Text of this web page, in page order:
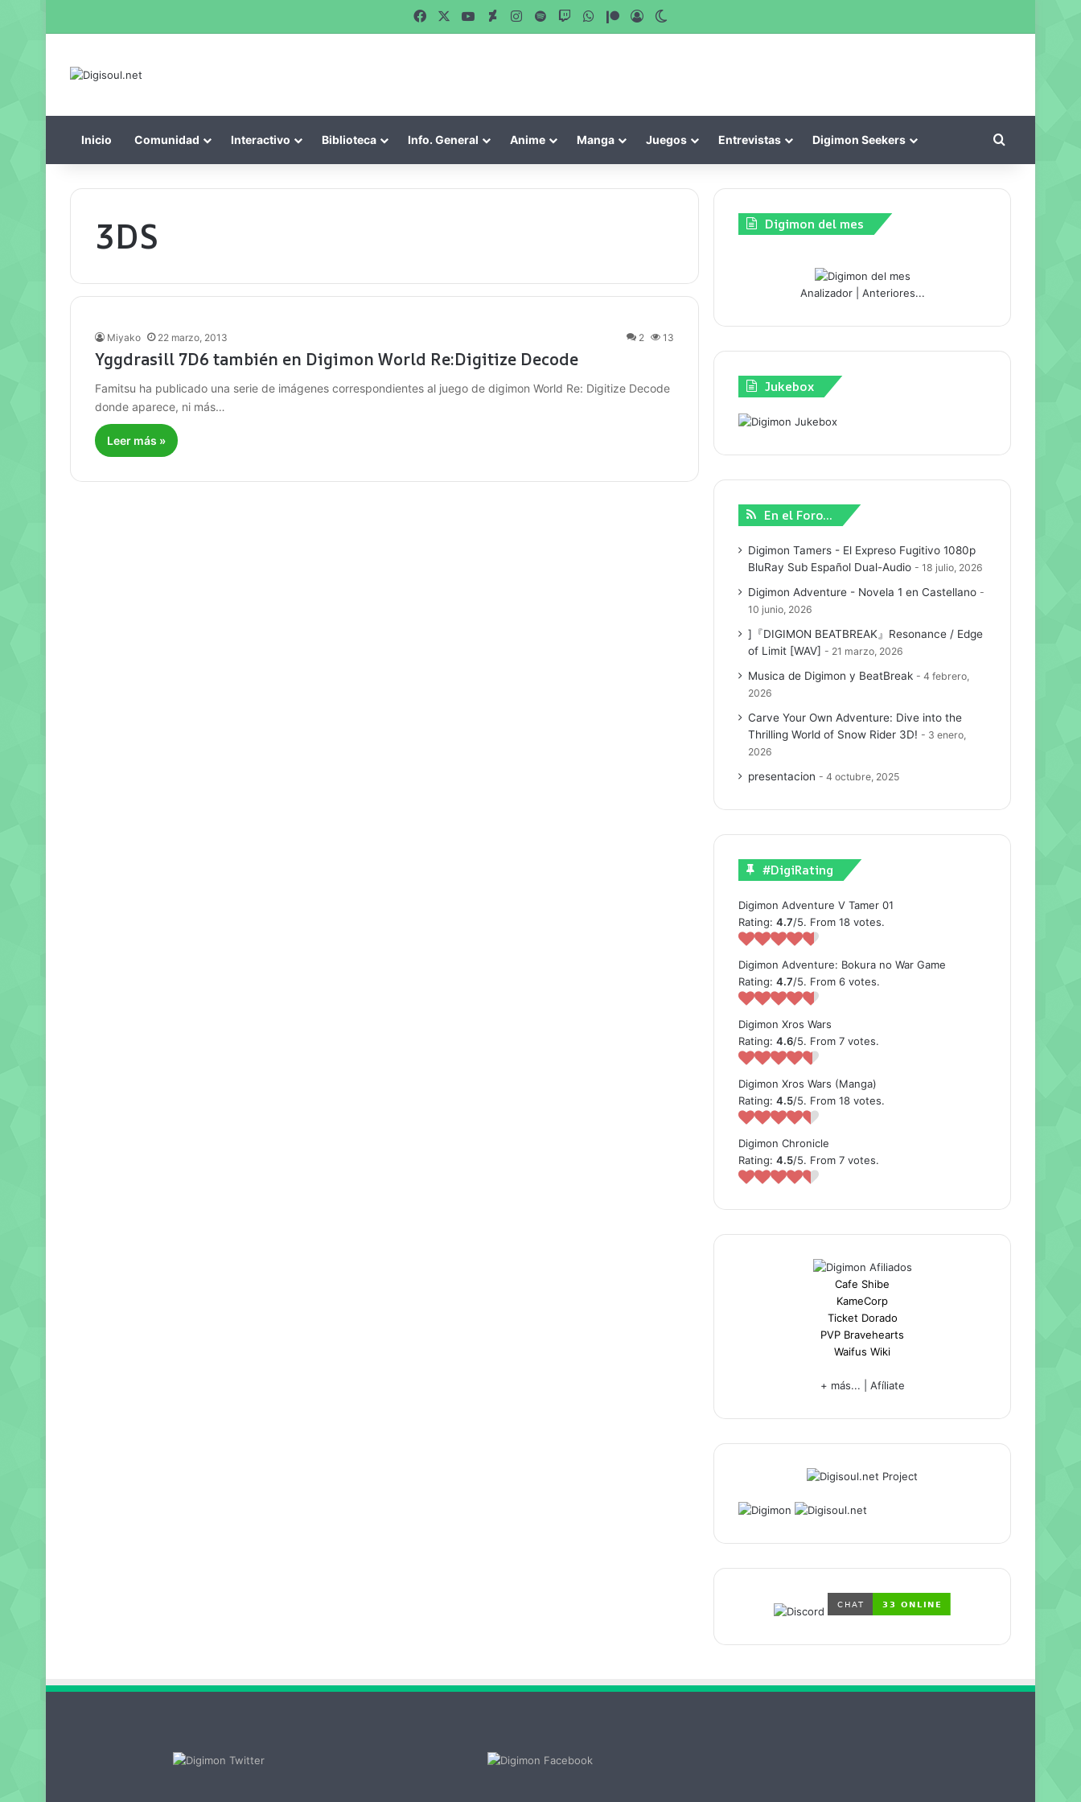
FacebookYouTube
DeviantArt
Instagram
SpotifyTwitchWhatsApp
Patreon
Acceso
Inicio Comunidad Interactivo Biblioteca Info. General Anime Manga Juegos Entrevistas Digimon Seekers
3DS
Miyako 22 marzo, 2013 2 13
Yggdrasill 7D6 también en Digimon World Re:Digitize Decode
Famitsu ha publicado una serie de imágenes correspondientes al juego de digimon World Re: Digitize Decode
donde aparece, ni más…
Leer más »
Digimon del mes
Analizador| Anteriores...
Jukebox
En el Foro…
Digimon Tamers - El Expreso Fugitivo 1080p
BluRay Sub Español Dual-Audio
18 julio, 2026
Digimon Adventure - Novela 1 en Castellano
10 junio, 2026
]『DIGIMON BEATBREAK』Resonance / Edge
of Limit [WAV]
21 marzo, 2026
Musica de Digimon y BeatBreak
4 febrero,
2026
Carve Your Own Adventure: Dive into the
Thrilling World of Snow Rider 3D!
3 enero,
2026
presentacion 4 octubre, 2025
#DigiRating
Digimon Adventure V Tamer 01
Rating:4.7/5. From 18 votes.
Digimon Adventure: Bokura no War Game
Rating:4.7/5. From 6 votes.
Digimon Xros Wars
Rating:4.6/5. From 7 votes.
Digimon Xros Wars (Manga)
Rating:4.5/5. From 18 votes.
Digimon Chronicle
Rating:4.5/5. From 7 votes.
Cafe Shibe
KameCorp
Ticket Dorado
PVP Bravehearts
Waifus Wiki
+ más... Afíliate